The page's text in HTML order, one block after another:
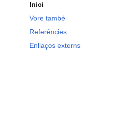
Inici
Vore també
Referències
Enllaços externs